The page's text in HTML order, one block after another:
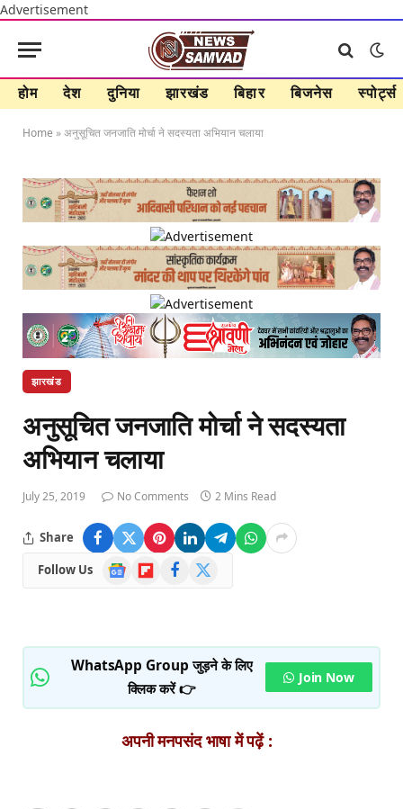
Advertisement
होम देश दुनिया झारखंड बिहार बिजनेस स्पोर्ट्स
Home »अनुसूचित जनजाति मोर्चा ने सदस्यता अभियान चलाया
झारखंड
अनुसूचित जनजाति मोर्चा ने सदस्यता
अभियान चलाया
July 25, 2019 No Comments 2 Mins Read
Share
Follow Us
Google
News
FlipboardFacebook
WhatsApp Group जुड़ने के लिए
क्लिक करें 👉
Join Now
अपनी मनपसंद भाषा में पढ़ें :